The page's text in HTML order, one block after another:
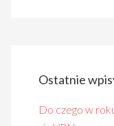
Ostatnie
Do czego w